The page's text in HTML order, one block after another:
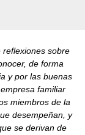
sobre
de forma
y por las buenas
familiar
miembros de la
desempeñan, y
se derivan de